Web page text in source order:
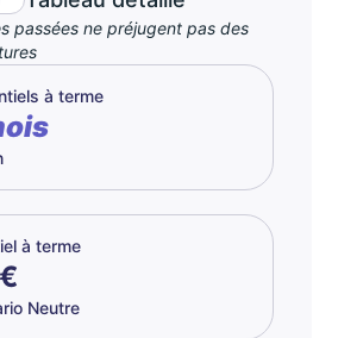
passées ne préjugent pas des
à terme
à terme
Neutre